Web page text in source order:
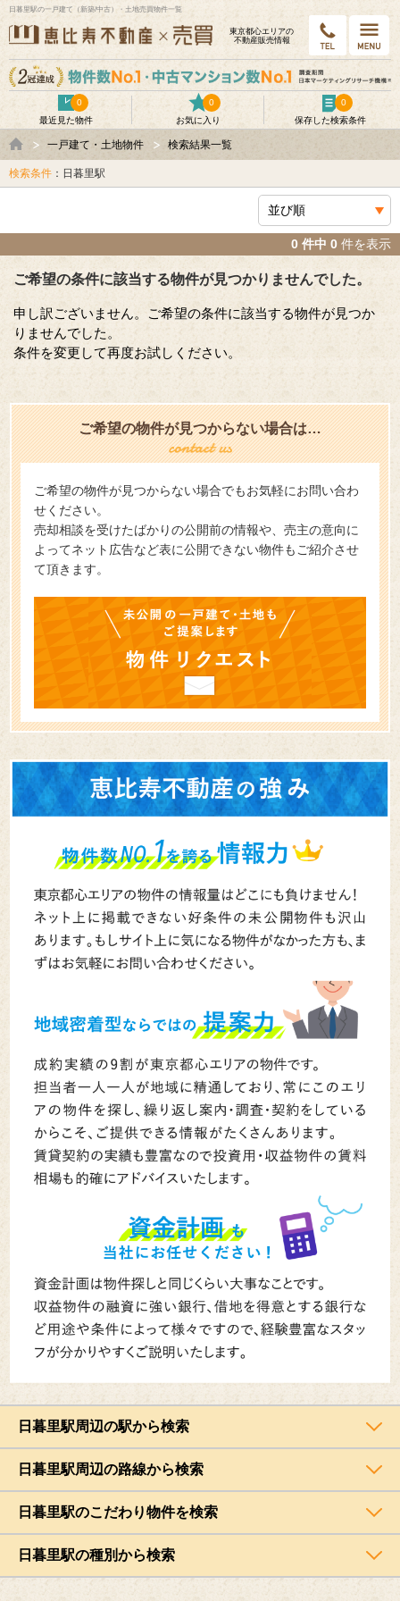
日暮里駅の一戸建て（新築/中古）・土地売買物件一覧
東京都⼼エリアの
不動産販売情報
最近見た物件
0
お気に入り
0
保存した検索条件
0
一戸建て・土地物件 検索結果一覧
検索条件 ：日暮里駅
0 件中 0 件を表示
ご希望の条件に該当する物件が見つかりませんでした。
申し訳ございません。ご希望の条件に該当する物件が見つか
りませんでした。
条件を変更して再度お試しください。
ご希望の物件が見つからない場合は…
ご希望の物件が見つからない場合でもお気軽にお問い合わ
せください。
売却相談を受けたばかりの公開前の情報や、売主の意向に
よってネット広告など表に公開できない物件もご紹介させ
て頂きます。
日暮里駅周辺の駅から検索
日暮里駅周辺の路線から検索
日暮里駅のこだわり物件を検索
日暮里駅の種別から検索